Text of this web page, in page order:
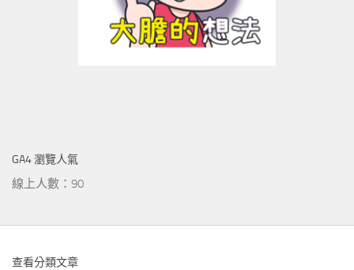
GA4 瀏覽人氣
線上人數：90
查看分類文章